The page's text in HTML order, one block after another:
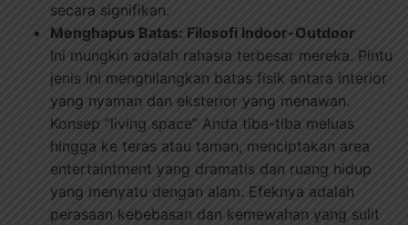
secara signifikan.
Menghapus Batas: Filosofi Indoor-Outdoor
Ini mungkin adalah rahasia terbesar mereka. Pintu
jenis ini menghilangkan batas fisik antara interior
yang nyaman dan eksterior yang menawan.
Konsep “living space” Anda tiba-tiba meluas
hingga ke teras atau taman, menciptakan area
entertaintment yang dramatis dan ruang hidup
yang menyatu dengan alam. Efeknya adalah
perasaan kebebasan dan kemewahan yang sulit